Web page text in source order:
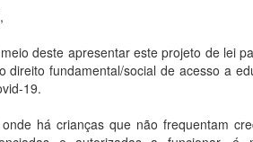
deste apresentar este projeto de lei
fundamental/social de acesso a
19.
há crianças que não frequentam